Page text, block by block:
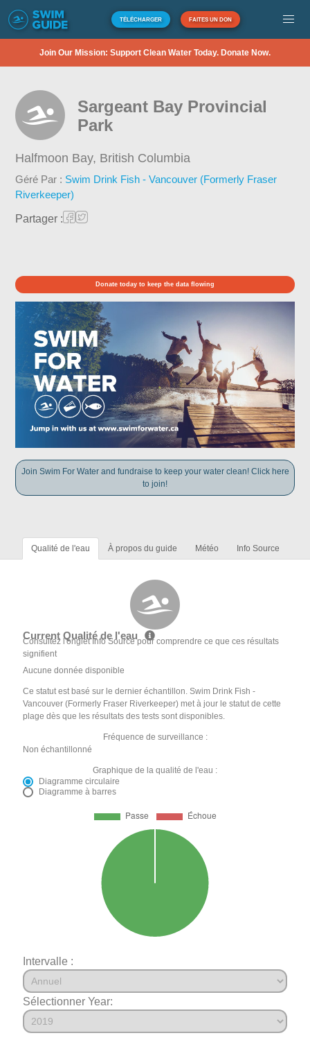
TÉLÉCHARGER FAITES UN DON
Join Our Mission: Support Clean Water Today. Donate Now.
Sargeant Bay Provincial
Park
Halfmoon Bay, British Columbia
Géré Par : Swim Drink Fish - Vancouver (Formerly Fraser
Riverkeeper)
Partager :
Donate today to keep the data flowing
Join Swim For Water and fundraise to keep your water clean! Click here
to join!
Qualité de l'eau À propos du guide Météo Info Source
Current Qualité de l'eau
Consultez l'onglet Info Source pour comprendre ce que ces résultats
signifient
Aucune donnée disponible
Ce statut est basé sur le dernier échantillon. Swim Drink Fish -
Vancouver (Formerly Fraser Riverkeeper) met à jour le statut de cette
plage dès que les résultats des tests sont disponibles.
Fréquence de surveillance :
Non échantillonné
Graphique de la qualité de l'eau :
Diagramme circulaire
Diagramme à barres
Intervalle :
Sélectionner Year: